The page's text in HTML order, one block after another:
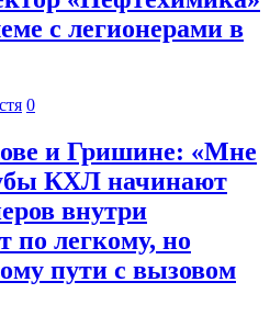
с легионерами в
0
и Гришине: «Мне
КХЛ начинают
внутри
по легкому, но
пути с вызовом